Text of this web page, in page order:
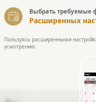
Выбрать
Расширенных
Пользуясь расширенными
усмотрению.